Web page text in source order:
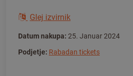
Glej izvirnik
Datum nakupa: 25. Januar 2024
Podjetje: Rabadan tickets